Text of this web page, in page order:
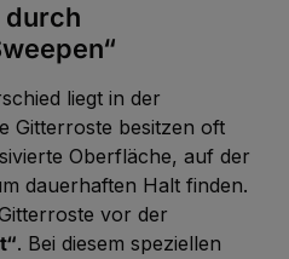
durch
liegt in der
Gitterroste besitzen oft
Oberfläche, auf der
dauerhaften Halt finden.
vor der
. Bei diesem speziellen